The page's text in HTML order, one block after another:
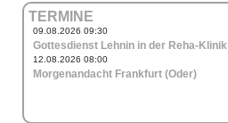
TERMINE
09.08.2026 09:30
Gottesdienst Lehnin in der Reha-Klinik
12.08.2026 08:00
Morgenandacht Frankfurt (Oder)